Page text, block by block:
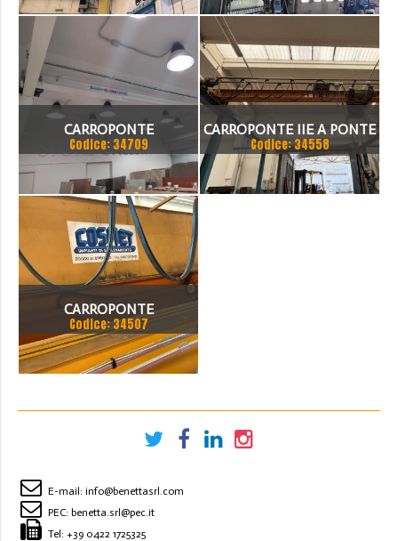
TON SCARTAMENTO18350
MM ANNO 2007
TON SCARTAMENTO 18690
MM ANNO 1999
CARROPONTE
MONOTRAVE TECNOCAM 2
TON
Codice: 34709
CARROPONTE IIE A PONTE
MONOTRAVE IN
PROFILATO CON CARRO
Codice: 34558
CARROPONTE
MONOTRAVE COSMET
SCARTAMENTO 15500 MM
Codice: 34507
E-mail: info@benettasrl.com
PEC: benetta.srl@pec.it
Tel: +39 0422 1725325